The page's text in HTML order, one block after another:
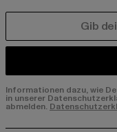
Informationen dazu, wie
in unserer
abmelden.